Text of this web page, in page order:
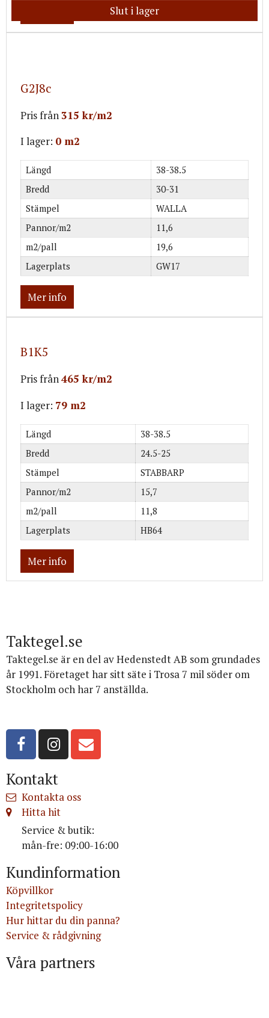
Slut i lager
G2J8c
Pris från 315 kr/m2
I lager: 0 m2
Längd
38-38.5
Bredd
30-31
Stämpel
WALLA
Pannor/m2
11,6
m2/pall
19,6
Lagerplats
GW17
Mer info
B1K5
Pris från465 kr/m2
I lager: 79 m2
Längd
38-38.5
Bredd
24.5-25
Stämpel
STABBARP
Pannor/m2
15,7
m2/pall
11,8
Lagerplats
HB64
Mer info
Taktegel.se
Taktegel.se är en del av Hedenstedt AB som grundades
år 1991. Företaget har sitt säte i Trosa 7 mil söder om
Stockholm och har 7 anställda.
Kontakt
Kontakta oss
Hitta hit
Service & butik:
mån-fre: 09:00-16:00
Kundinformation
Köpvillkor
Integritetspolicy
Hur hittar du din panna?
Service & rådgivning
Våra partners